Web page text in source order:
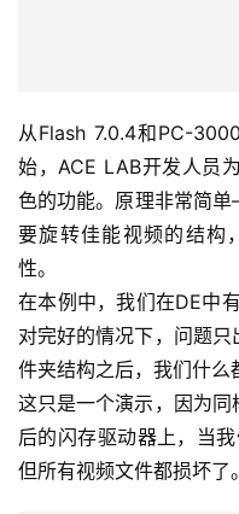
从Flash 7.0.4和PC-
始，ACE LAB开发人员
色的功能。原理非常简
要旋转佳能视频的结构
性。
在本例中，我们在DE中
对完好的情况下，问题
件夹结构之后，我们什么
这只是一个演示，因为
后的闪存驱动器上，当
但所有视频文件都损坏了。